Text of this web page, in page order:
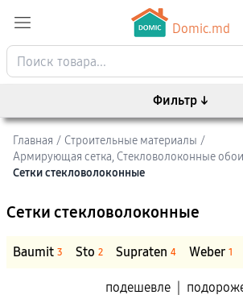
Domic.md
Главная / Строительные материалы /
Армирующая сетка, Стекловолоконные обои
Сетки стекловолоконные
Сетки стекловолоконные
Baumit 3 Sto 2 Supraten 4 Weber 1
подешевле
Фильтр ↓